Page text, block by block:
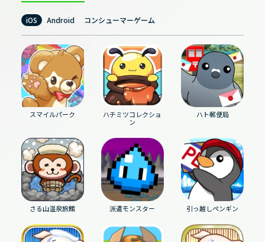
iOS Android コンシューマーゲーム
スマイルパーク
ハチミツコレクショ
ン
ハト郵便局
さる山温泉旅館 派遣モンスター 引っ越しペンギン